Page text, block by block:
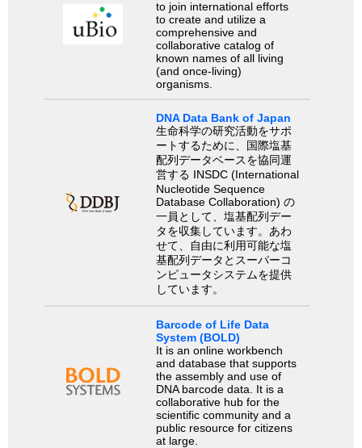
to join international efforts
to create and utilize a
comprehensive and
collaborative catalog of
known names of all living
(and once-living)
organisms.
DNA Data Bank of Japan
生命科学の研究活動をサポ
ートするために、国際塩基
配列データベースを協同運
営する INSDC (International
Nucleotide Sequence
Database Collaboration) の
一員として、塩基配列デー
タを収集しています。あわ
せて、自由に利用可能な塩
基配列データとスーパーコ
ンピュータシステムを提供
しています。
Barcode of Life Data
System (BOLD)
It is an online workbench
and database that supports
the assembly and use of
DNA barcode data. It is a
collaborative hub for the
scientific community and a
public resource for citizens
at large.